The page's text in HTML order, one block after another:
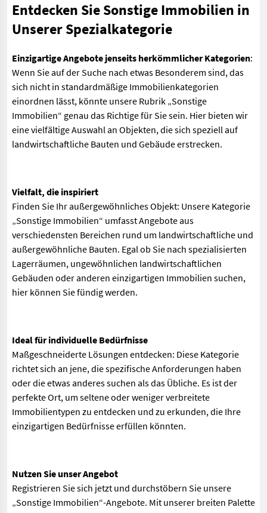
Entdecken Sie Sonstige Immobilien in
Unserer Spezialkategorie
Einzigartige Angebote jenseits herkömmlicher Kategorien:
Wenn Sie auf der Suche nach etwas Besonderem sind, das
sich nicht in standardmäßige Immobilienkategorien
einordnen lässt, könnte unsere Rubrik „Sonstige
Immobilien“ genau das Richtige für Sie sein. Hier bieten wir
eine vielfältige Auswahl an Objekten, die sich speziell auf
landwirtschaftliche Bauten und Gebäude erstrecken.
Vielfalt, die inspiriert
Finden Sie Ihr außergewöhnliches Objekt: Unsere Kategorie
„Sonstige Immobilien“ umfasst Angebote aus
verschiedensten Bereichen rund um landwirtschaftliche und
außergewöhnliche Bauten. Egal ob Sie nach spezialisierten
Lagerräumen, ungewöhnlichen landwirtschaftlichen
Gebäuden oder anderen einzigartigen Immobilien suchen,
hier können Sie fündig werden.
Ideal für individuelle Bedürfnisse
Maßgeschneiderte Lösungen entdecken: Diese Kategorie
richtet sich an jene, die spezifische Anforderungen haben
oder die etwas anderes suchen als das Übliche. Es ist der
perfekte Ort, um seltene oder weniger verbreitete
Immobilientypen zu entdecken und zu erkunden, die Ihre
einzigartigen Bedürfnisse erfüllen könnten.
Nutzen Sie unser Angebot
Registrieren Sie sich jetzt und durchstöbern Sie unsere
„Sonstige Immobilien“-Angebote. Mit unserer breiten Palette